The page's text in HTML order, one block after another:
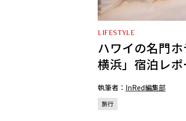
LIFESTYLE
ハワイの名門
横浜」宿泊レポ
執筆者： InRed編集部
旅行